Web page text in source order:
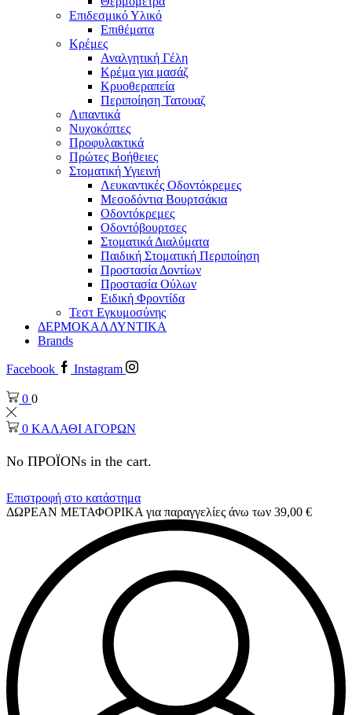
Επιδεσμικό Υλικό
Επιθέματα
Κρέμες
Αναλγητική Γέλη
Κρέμα για μασάζ
Κρυοθεραπεία
Περιποίηση Τατουαζ
Λιπαντικά
Νυχοκόπτες
Προφυλακτικά
Πρώτες Βοήθειες
Στοματική Υγιεινή
Λευκαντικές Οδοντόκρεμες
Μεσοδόντια Βουρτσάκια
Οδοντόκρεμες
Οδοντόβουρτσες
Στοματικά Διαλύματα
Παιδική Στοματική Περιποίηση
Προστασία Δοντίων
Προστασία Ούλων
Ειδική Φροντίδα
Τεστ Εγκυμοσύνης
ΔΕΡΜΟΚΑΛΛΥΝΤΙΚΑ
Brands
Facebook Instagram
0 0
0 ΚΑΛΑΘΙ ΑΓΟΡΩΝ
No ΠΡΟΪΟΝs in the cart.
Επιστροφή στο κατάστημα
ΔΩΡΕΑΝ ΜΕΤΑΦΟΡΙΚΑ για παραγγελίες άνω των 39,00 €